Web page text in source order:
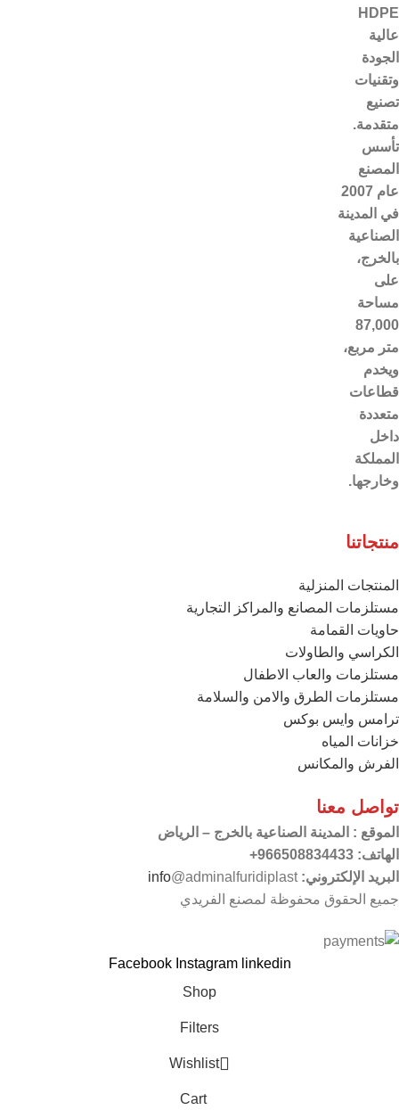
HDPE
عالية
الجودة
وتقنيات
تصنيع
متقدمة.
تأسس
المصنع
عام 2007
في المدينة
الصناعية
بالخرج،
على
مساحة
87,000
متر مربع،
ويخدم
قطاعات
متعددة
داخل
المملكة
وخارجها.
منتجاتنا
المنتجات المنزلية
مستلزمات المصانع والمراكز التجارية
حاويات القمامة
الكراسي والطاولات
مستلزمات والعاب الاطفال
مستلزمات الطرق والامن والسلامة
ترامس وايس بوكس
خزانات المياه
الفرش والمكانس
تواصل معنا
الموقع : المدينة الصناعية بالخرج – الرياض
الهاتف: 966508834433+
البريد الإلكتروني:
info@adminalfuridiplast
جميع الحقوق محفوظة لمصنع الفريدي
Facebook Instagram linkedin
Shop
Filters
Wishlist
Cart